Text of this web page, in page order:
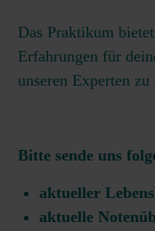
Das Praktikum
Erfahrungen für
unseren Experten zu
Bitte sende uns
aktueller
aktuelle